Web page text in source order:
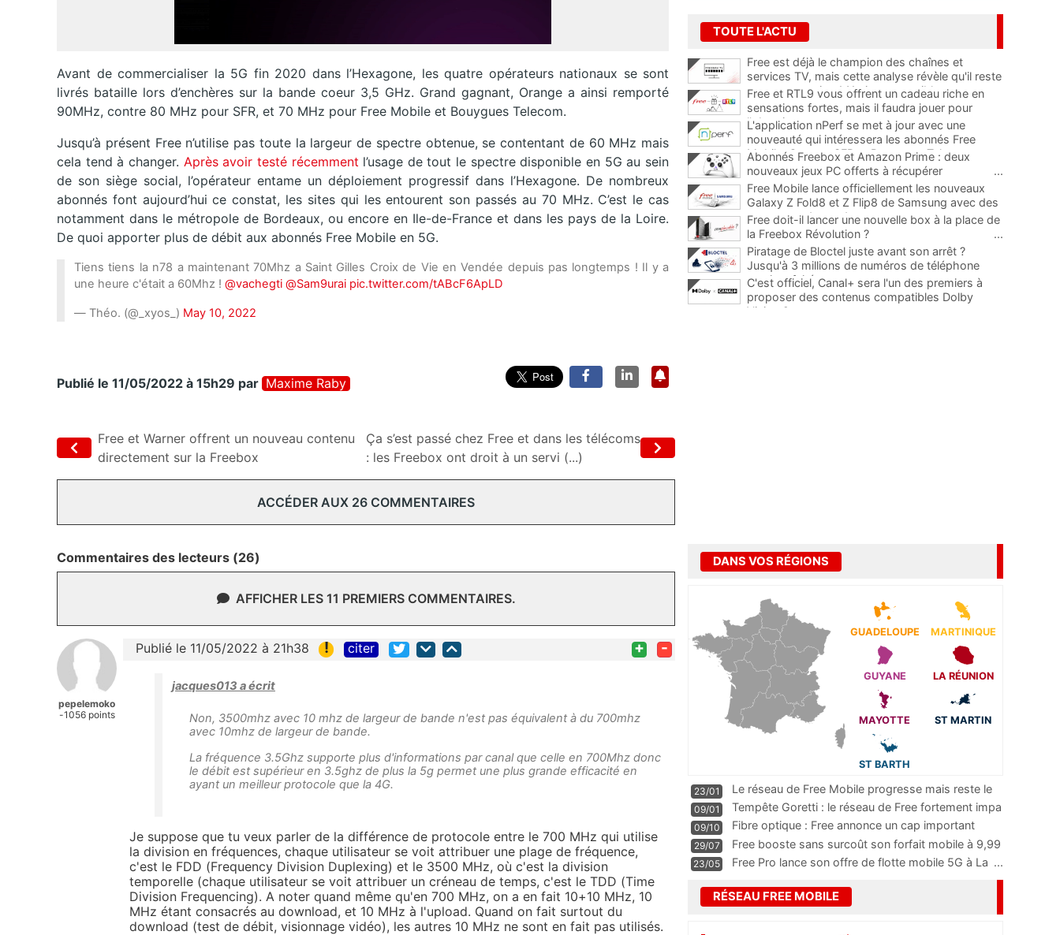
Avant de commercialiser la 5G fin 2020 dans l’Hexagone, les quatre opérateurs nationaux se sont
livrés bataille lors d’enchères sur la bande coeur 3,5 GHz. Grand gagnant, Orange a ainsi remporté
90MHz, contre 80 MHz pour SFR, et 70 MHz pour Free Mobile et Bouygues Telecom.
Jusqu’à présent Free n’utilise pas toute la largeur de spectre obtenue, se contentant de 60 MHz mais
cela tend à changer. Après avoir testé récemment l’usage de tout le spectre disponible en 5G au sein
de son siège social, l’opérateur entame un déploiement progressif dans l’Hexagone. De nombreux
abonnés font aujourd’hui ce constat, les sites qui les entourent son passés au 70 MHz. C’est le cas
notamment dans le métropole de Bordeaux, ou encore en Ile-de-France et dans les pays de la Loire.
De quoi apporter plus de débit aux abonnés Free Mobile en 5G.
Tiens tiens la n78 a maintenant 70Mhz a Saint Gilles Croix de Vie en Vendée depuis pas longtemps ! Il y a
une heure c'était a 60Mhz ! @vachegti @Sam9urai pic.twitter.com/tABcF6ApLD
— Théo. (@_xyos_) May 10, 2022
Publié le 11/05/2022 à 15h29 par Maxime Raby
Free et Warner offrent un nouveau contenu
directement sur la Freebox
Ça s’est passé chez Free et dans les télécoms
: les Freebox ont droit à un servi (...)
ACCÉDER AUX 26 COMMENTAIRES
Commentaires des lecteurs (26)
AFFICHER LES 11 PREMIERS COMMENTAIRES.
pepelemoko
-1056 points
Publié le 11/05/2022 à 21h38 ! citer + -
jacques013 a écrit
Non, 3500mhz avec 10 mhz de largeur de bande n'est pas équivalent à du 700mhz
avec 10mhz de largeur de bande.
La fréquence 3.5Ghz supporte plus d'informations par canal que celle en 700Mhz donc
le débit est supérieur en 3.5ghz de plus la 5g permet une plus grande efficacité en
ayant un meilleur protocole que la 4G.
Je suppose que tu veux parler de la différence de protocole entre le 700 MHz qui utilise
la division en fréquences, chaque utilisateur se voit attribuer une plage de fréquence,
c'est le FDD (Frequency Division Duplexing) et le 3500 MHz, où c'est la division
temporelle (chaque utilisateur se voit attribuer un créneau de temps, c'est le TDD (Time
Division Frequencing). A noter quand même qu'en 700 MHz, on a en fait 10+10 MHz, 10
MHz étant consacrés au download, et 10 MHz à l'upload. Quand on fait surtout du
download (test de débit, visionnage vidéo), les autres 10 MHz ne sont en fait pas utilisés.
TOUTE L'ACTU
Free est déjà le champion des chaînes et
services TV, mais cette analyse révèle qu'il reste
encore au moins 141 ajouts possibles
Free et RTL9 vous offrent un cadeau riche en
sensations fortes, mais il faudra jouer pour
l'obtenir
L'application nPerf se met à jour avec une
nouveauté qui intéressera les abonnés Free
Mobile, Orange, SFR et Bouygues Telecom
Abonnés Freebox et Amazon Prime : deux
nouveaux jeux PC offerts à récupérer
...
Free Mobile lance officiellement les nouveaux
Galaxy Z Fold8 et Z Flip8 de Samsung avec des
promos et des cadeaux
...
Free doit-il lancer une nouvelle box à la place de
la Freebox Révolution ?
...
Piratage de Bloctel juste avant son arrêt ?
Jusqu'à 3 millions de numéros de téléphone
auraient fuité
C'est officiel, Canal+ sera l'un des premiers à
proposer des contenus compatibles Dolby
Vision 2
DANS VOS RÉGIONS
GUADELOUPE MARTINIQUE
GUYANE LA RÉUNION
MAYOTTE ST MARTIN
ST BARTH
23/01
Le réseau de Free Mobile progresse mais reste le
m
...
09/01
Tempête Goretti : le réseau de Free fortement impa
09/10
Fibre optique : Free annonce un cap important
pass
...
29/07
Free booste sans surcoût son forfait mobile à 9,99
23/05 Free Pro lance son offre de flotte mobile 5G à La ...
RÉSEAU FREE MOBILE